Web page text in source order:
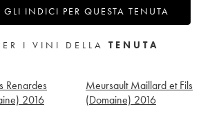
INDICI PER QUESTA TENUTA
I VINI DELLA TENUTA
Renardes
2016
Meursault Maillard et Fils
(Domaine) 2016